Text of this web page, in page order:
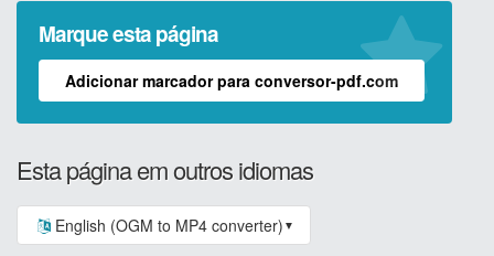
Marque esta página
Adicionar marcador para conversor-pdf.com
Esta página em outros idiomas
English (OGM to MP4 converter) ▼